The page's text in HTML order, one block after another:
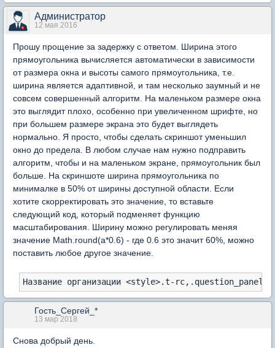
Администратор
12 мая 2016
Прошу прощение за задержку с ответом. Ширина этого
прямоугольника вычисляется автоматически в зависимости
от размера окна и высоты самого прямоугольника, т.е.
ширина является адаптивной, и там несколько заумный и не
совсем совершенный алгоритм. На маленьком размере окна
это выглядит плохо, особенно при увеличенном шрифте, но
при большем размере экрана это будет выглядеть
нормально. Я просто, чтобы сделать скриншот уменьшил
окно до предела. В любом случае нам нужно подправить
алгоритм, чтобы и на маленьком экране, прямоугольник был
больше. На скриншоте ширина прямоугольника по
минималке в 50% от ширины доступной области. Если
хотите скорректировать это значение, то вставьте
следующий код, который подменяет функцию
масштабирования. Ширину можно регулировать меняя
значение Math.round(a*0.6) - где 0.6 это значит 60%, можно
поставить любое другое значение.
Название организации <style>.t-
Гость_Сергей_*
13 мар 2018
Снова добрый день.